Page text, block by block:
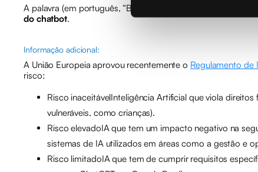
A palavra (em português, “Bardo”) significa “poeta” e
do chatbot.
Informação adicional:
A União Europeia aprovou recentemente o Regulamento de
risco:
Risco inaceitávelInteligência Artificial que viola
vulneráveis, como crianças).
Risco elevadoIA que tem um impacto negativo na
sistemas de IA utilizados em áreas como a gestão e
Risco limitadoIA que tem de cumprir requisitos